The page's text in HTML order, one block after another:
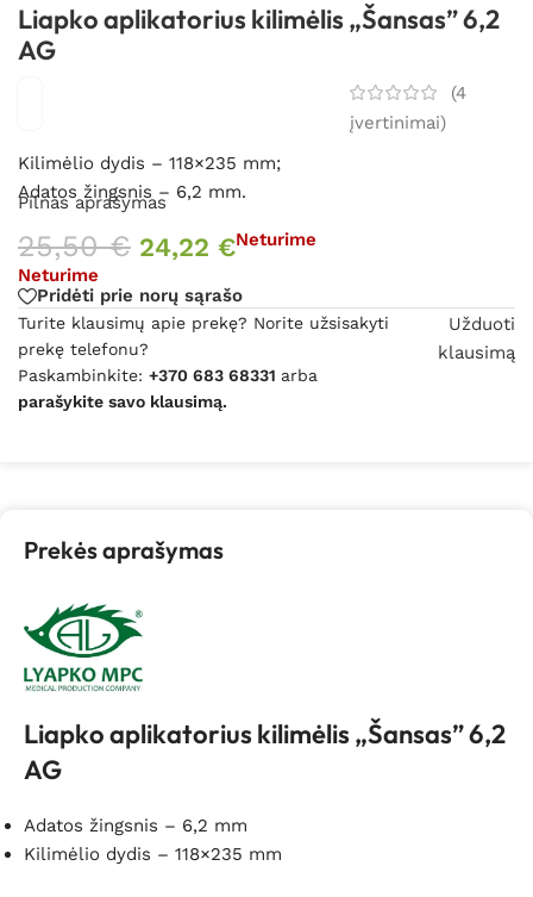
Liapko aplikatorius kilimėlis „Šansas” 6,2
AG
(4
įvertinimai)
Kilimėlio dydis – 118×235 mm;
Adatos žingsnis – 6,2 mm.
Pilnas aprašymas
25,50€ 24,22 €Neturime
Neturime
Pridėti prie norų sąrašo
Turite klausimų apie prekę? Norite užsisakyti
prekę telefonu?
Paskambinkite: +370 683 68331 arba
parašykite savo klausimą.
Užduoti
klausimą
Prekės aprašymas
Liapko aplikatorius kilimėlis „Šansas” 6,2
AG
Adatos žingsnis – 6,2 mm
Kilimėlio dydis – 118×235 mm